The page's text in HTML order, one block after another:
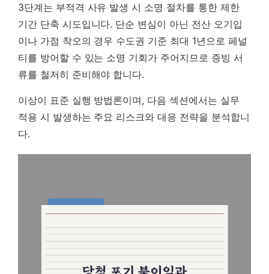
3단계는 부적격 사유 발생 시 소명 절차를 통한 제한
기간 단축 시도입니다. 단순 변심이 아닌 전산 오기입
이나 가점 착오의 경우 수도권 기준 최대 1년으로 페널
티를 방어할 수 있는 소명 기회가 주어지므로 증빙 서
류를 철저히 준비해야 합니다.
이상이 표준 실행 방법론이며, 다음 섹션에서는 실무
적용 시 발생하는 주요 리스크와 대응 전략을 분석합니
다.